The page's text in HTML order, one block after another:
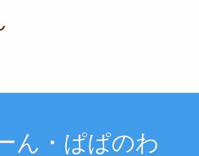
ん・ぱぱのわ